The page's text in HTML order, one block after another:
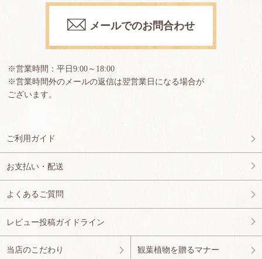
メールでのお問合わせ
※営業時間：平日9:00～18:00
※営業時間外のメールの返信は翌営業日になる場合が
ございます。
ご利用ガイド
お支払い・配送
よくあるご質問
レビュー投稿ガイドライン
当店のこだわり 観葉植物を贈るマナー